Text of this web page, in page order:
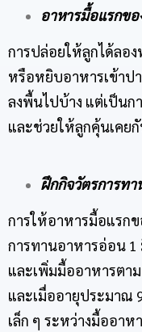
อาหารมื้อแรกข
การปล่อยให้ลูกได้ลอ
หรือหยิบอาหารเข้าปา
ลงพื้นไปบ้าง แต่เป็นก
และช่วยให้ลูกคุ้นเคย
ฝึกกิจวัตรการท
การให้อาหารมื้อแรก
การทานอาหารอ่อน
และเพิ่มมื้ออาหารตา
และเมื่ออายุประมาณ
เล็ก ๆ ระหว่างมื้ออาห